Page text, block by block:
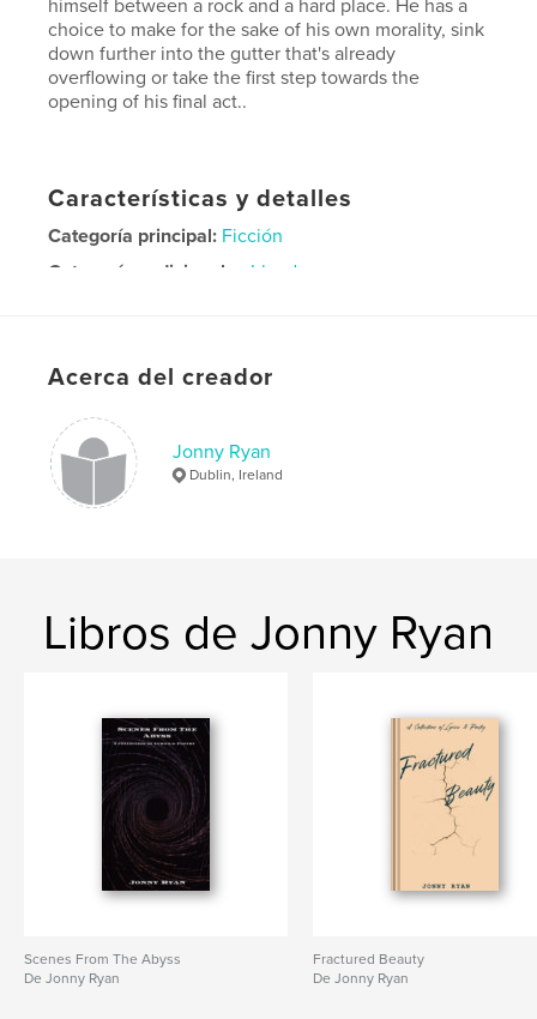
himself between a rock and a hard place. He has a
choice to make for the sake of his own morality, sink
down further into the gutter that's already
overflowing or take the first step towards the
opening of his final act..
Características y detalles
Categoría principal: Ficción
Categorías adicionales
Irlanda
ISBN
Tapa blanda: 9781034470663
Fecha de publicación:
IdiomaEnglish
Acerca del creador
Jonny Ryan
Dublin, Ireland
Libros de Jonny Ryan
Scenes From The Abyss
De Jonny Ryan
Fractured Beauty
De Jonny Ryan